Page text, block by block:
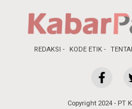
REDAKSI KODE ETIK
Copyright 2024 - PT